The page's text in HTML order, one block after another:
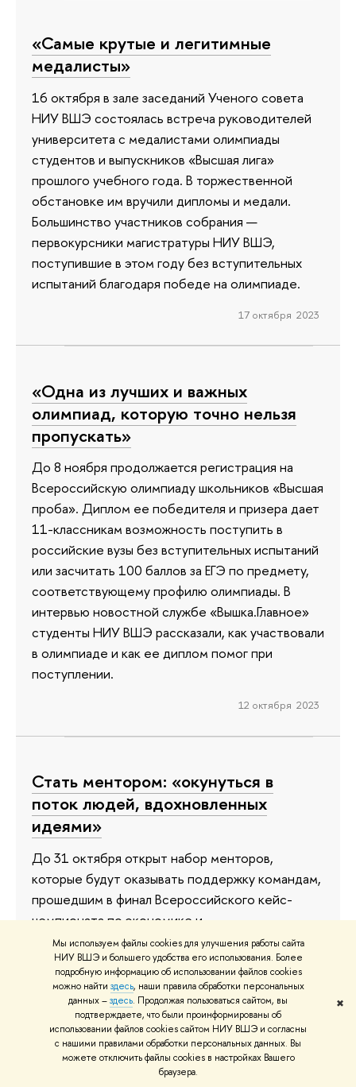
Мы используем файлы cookies для улучшения работы сайта
НИУ ВШЭ и большего удобства его использования. Более
подробную информацию об использовании файлов cookies
можно найти здесь, наши правила обработки персональных
данных –здесь. Продолжая пользоваться сайтом, вы
подтверждаете, что были проинформированы об
использовании файлов cookies сайтом НИУ ВШЭ и согласны
с нашими правилами обработки персональных данных. Вы
можете отключить файлы cookies в настройках Вашего
браузера.
✖
«Самые крутые и легитимные
медалисты»
16 октября в зале заседаний Ученого совета
НИУ ВШЭ состоялась встреча руководителей
университета с медалистами олимпиады
студентов и выпускников «Высшая лига»
прошлого учебного года. В торжественной
обстановке им вручили дипломы и медали.
Большинство участников собрания —
первокурсники магистратуры НИУ ВШЭ,
поступившие в этом году без вступительных
испытаний благодаря победе на олимпиаде.
17 октября 2023
«Одна из лучших и важных
олимпиад, которую точно нельзя
пропускать»
До 8 ноября продолжается регистрация на
Всероссийскую олимпиаду школьников «Высшая
проба». Диплом ее победителя и призера дает
11-классникам возможность поступить в
российские вузы без вступительных испытаний
или засчитать 100 баллов за ЕГЭ по предмету,
соответствующему профилю олимпиады. В
интервью новостной службе «Вышка.Главное»
студенты НИУ ВШЭ рассказали, как участвовали
в олимпиаде и как ее диплом помог при
поступлении.
12 октября 2023
Стать ментором: «окунуться в
поток людей, вдохновленных
идеями»
До 31 октября открыт набор менторов,
которые будут оказывать поддержку командам,
прошедшим в финал Всероссийского кейс-
чемпионата по экономике и
предпринимательству. Приглашаются студенты
НИУ ВШЭ и других вузов, а также молодые
предприниматели, эксперты из сферы
управления и экономики. Менторам предстоит
очная работа с командами — участницами
финального кейс-чемпионата, который
состоится с 8 по 11 декабря в Москве.